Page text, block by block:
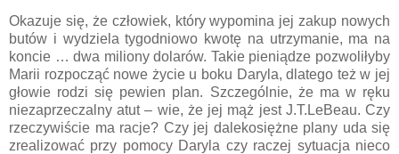
Okazuje się, że człowiek, który wypomina jej zakup nowych
butów i wydziela tygodniowo kwotę na utrzymanie, ma na
koncie … dwa miliony dolarów. Takie pieniądze pozwoliłyby
Marii rozpocząć nowe życie u boku Daryla, dlatego też w jej
głowie rodzi się pewien plan. Szczególnie, że ma w ręku
niezaprzeczalny atut – wie, że jej mąż jest J.T.LeBeau. Czy
rzeczywiście ma racje? Czy jej dalekosiężne plany uda się
zrealizować przy pomocy Daryla czy raczej sytuacja nieco